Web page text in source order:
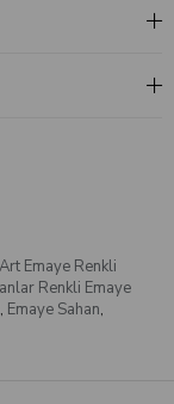
Emaye Renkli
Renkli Emaye
, Emaye Sahan,